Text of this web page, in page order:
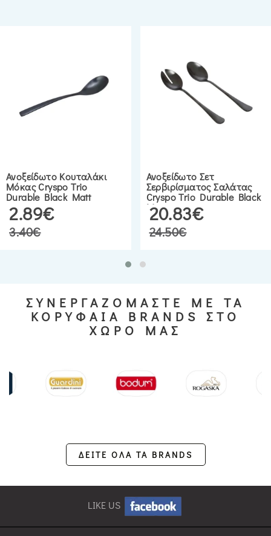
Ανοξείδωτο Κουταλάκι
Μόκας Cryspo Trio
Durable Black Matt
2.89€
3.40€
Ανοξείδωτο Σετ
Σερβιρίσματος Σαλάτας
Cryspo Trio Durable Black
Matt
20.83€
24.50€
ΣΥΝΕΡΓΑΖΟΜΑΣΤΕ ΜΕ ΤΑ
ΚΟΡΥΦΑΙΑ BRANDS ΣΤΟ
ΧΩΡΟ ΜΑΣ
ΔΕΙΤΕ ΟΛΑ ΤΑ BRANDS
LIKE US